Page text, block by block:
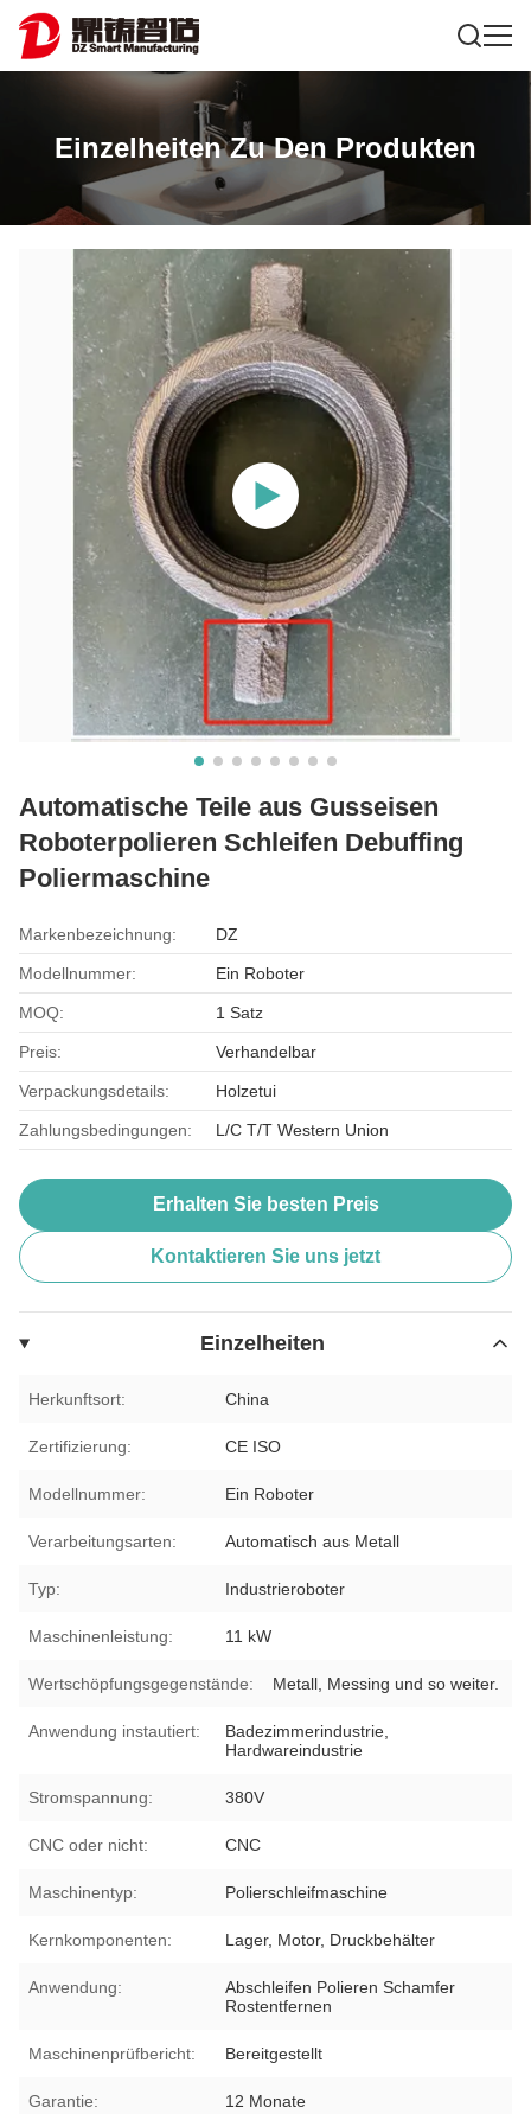
Einzelheiten Zu Den Produkten
Automatische Teile aus Gusseisen
Roboterpolieren Schleifen Debuffing
Poliermaschine
Markenbezeichnung: DZ
Modellnummer: Ein Roboter
MOQ: 1 Satz
Preis: Verhandelbar
Verpackungsdetails: Holzetui
Zahlungsbedingungen: L/C T/T Western Union
Erhalten Sie besten Preis
Kontaktieren Sie uns jetzt
Einzelheiten
Herkunftsort: China
Zertifizierung: CE ISO
Modellnummer: Ein Roboter
Verarbeitungsarten: Automatisch aus Metall
Typ: Industrieroboter
Maschinenleistung: 11 kW
Wertschöpfungsgegenstände: Metall, Messing und so weiter.
Anwendung instautiert:
Badezimmerindustrie,
Hardwareindustrie
Stromspannung: 380V
CNC oder nicht: CNC
Maschinentyp: Polierschleifmaschine
Kernkomponenten: Lager, Motor, Druckbehälter
Anwendung:
Abschleifen Polieren Schamfer
Rostentfernen
Maschinenprüfbericht: Bereitgestellt
Garantie: 12 Monate